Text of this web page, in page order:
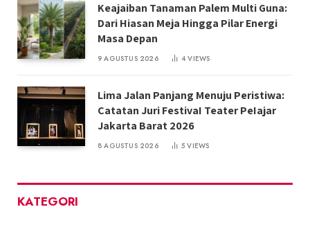
Keajaiban Tanaman Palem Multi Guna:
Dari Hiasan Meja Hingga Pilar Energi
Masa Depan
9 AGUSTUS 2026 4VIEWS
Lima Jalan Panjang Menuju Peristiwa:
Catatan Juri FestivaI Teater PeIajar
Jakarta Barat 2026
8 AGUSTUS 2026 5VIEWS
KATEGORI